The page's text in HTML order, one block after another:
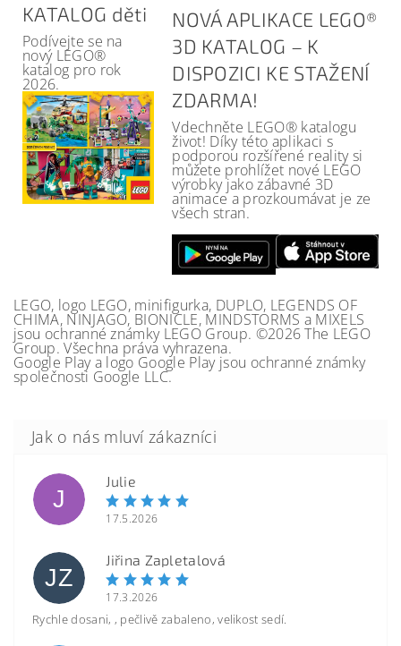
KATALOG děti
Podívejte se na
nový LEGO®
katalog pro rok
2026.
NOVÁ APLIKACE LEGO®
3D KATALOG – K
DISPOZICI KE STAŽENÍ
ZDARMA!
Vdechněte LEGO® katalogu
život! Díky této aplikaci s
podporou rozšířené reality si
můžete prohlížet nové LEGO
výrobky jako zábavné 3D
animace a prozkoumávat je ze
všech stran.
LEGO, logo LEGO, minifigurka, DUPLO, LEGENDS OF
CHIMA, NINJAGO, BIONICLE, MINDSTORMS a MIXELS
jsou ochranné známky LEGO Group. ©2026 The LEGO
Group. Všechna práva vyhrazena.
Google Play a logo Google Play jsou ochranné známky
společnosti Google LLC.
J
Julie
17.5.2026
JZ
Jiřina Zapletalová
17.3.2026
Rychle dosani, , pečlivě zabaleno, velikost sedí.